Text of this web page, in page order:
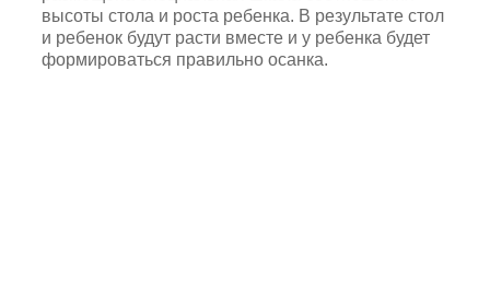
высоты стола и роста ребенка. В результате стол
и ребенок будут расти вместе и у ребенка будет
формироваться правильно осанка.